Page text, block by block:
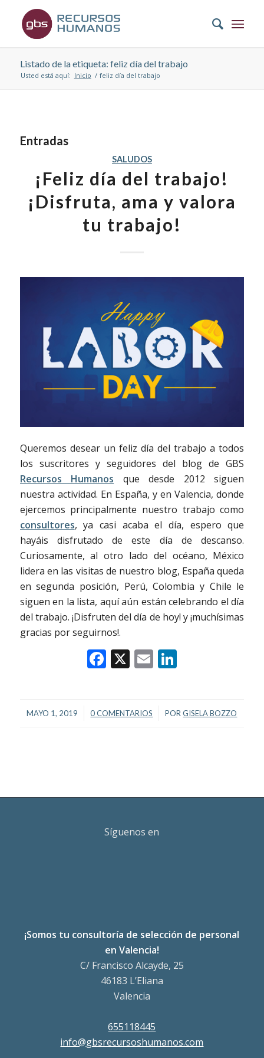
Listado de la etiqueta: feliz día del trabajo
Usted está aquí: Inicio / feliz día del trabajo
Entradas
SALUDOS
¡Feliz día del trabajo!
¡Disfruta, ama y valora
tu trabajo!
Queremos desear un feliz día del trabajo a todos
los suscritores y seguidores del blog de GBS
Recursos Humanos
que desde 2012 siguen
nuestra actividad. En España, y en Valencia, donde
ejercemos principalmente nuestro trabajo como
consultores, ya casi acaba el día, espero que
hayáis disfrutado de este día de descanso.
Curiosamente, al otro lado del océano, México
lidera en las visitas de nuestro blog, España queda
en segunda posición, Perú, Colombia y Chile le
siguen en la lista, aquí aún están celebrando el día
del trabajo. ¡Disfruten del día de hoy! y ¡muchísimas
gracias por seguirnos!.
Facebook
X EmailLinkedIn
MAYO 1, 2019
/ 0 COMENTARIOS
/ PORGISELA BOZZO
Síguenos en
¡Somos tu consultoría de selección de personal
en Valencia!
C/ Francisco Alcayde, 25
46183 L’Eliana
Valencia
655118445
info@gbsrecursoshumanos.com